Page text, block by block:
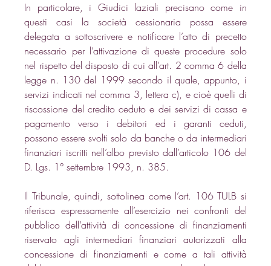
In particolare, i Giudici laziali precisano come in
questi casi la società cessionaria possa essere
delegata a sottoscrivere e notificare l’atto di precetto
necessario per l’attivazione di queste procedure solo
nel rispetto del disposto di cui all’art. 2 comma 6 della
legge n. 130 del 1999 secondo il quale, appunto, i
servizi indicati nel comma 3, lettera c), e cioè quelli di
riscossione del credito ceduto e dei servizi di cassa e
pagamento verso i debitori ed i garanti ceduti,
possono essere svolti solo da banche o da intermediari
finanziari iscritti nell’albo previsto dall’articolo 106 del
D. Lgs. 1° settembre 1993, n. 385.
Il Tribunale, quindi, sottolinea come l’art. 106 TULB si
riferisca espressamente all’esercizio nei confronti del
pubblico dell’attività di concessione di finanziamenti
riservato agli intermediari finanziari autorizzati alla
concessione di finanziamenti e come a tali attività